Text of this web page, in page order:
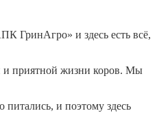
ГринАгро» и здесь есть всё,
и приятной жизни коров. Мы
и поэтому здесь